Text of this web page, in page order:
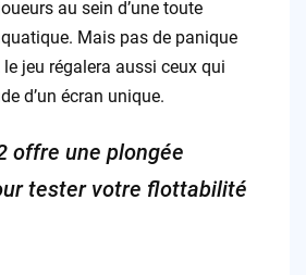
au sein d’une toute
Mais pas de panique
jeu régalera aussi ceux qui
d’un écran unique.
offre une plongée
tester votre flottabilité